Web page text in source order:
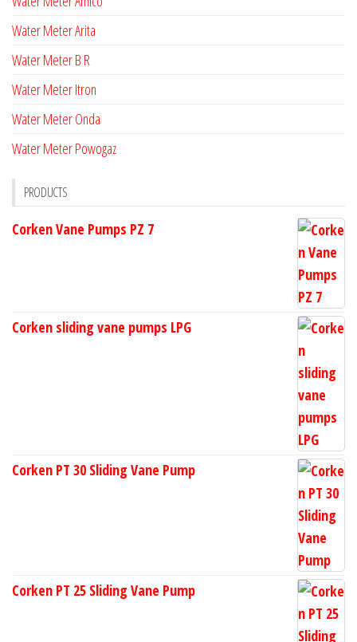
Water Meter Arita
Water Meter B R
Water Meter Itron
Water Meter Onda
Water Meter Powogaz
PRODUCTS
Corken Vane Pumps PZ 7
Corken sliding vane pumps LPG
Corken PT 30 Sliding Vane Pump
Corken PT 25 Sliding Vane Pump